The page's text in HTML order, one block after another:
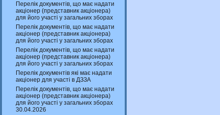
Перелік документів, що має надати
акціонер (представник акціонера)
для його участі у загальних зборах
Перелік документів, що має надати
акціонер (представник акціонера)
для його участі у загальних зборах
Перелік документів, що має надати
акціонер (представник акціонера)
для його участі у загальних зборах
Перелік документів які має надати
акціонер для участі в ДЗЗА
Перелік документів, що має надати
акціонер (представник акціонера)
для його участі у загальних зборах
30.04.2026